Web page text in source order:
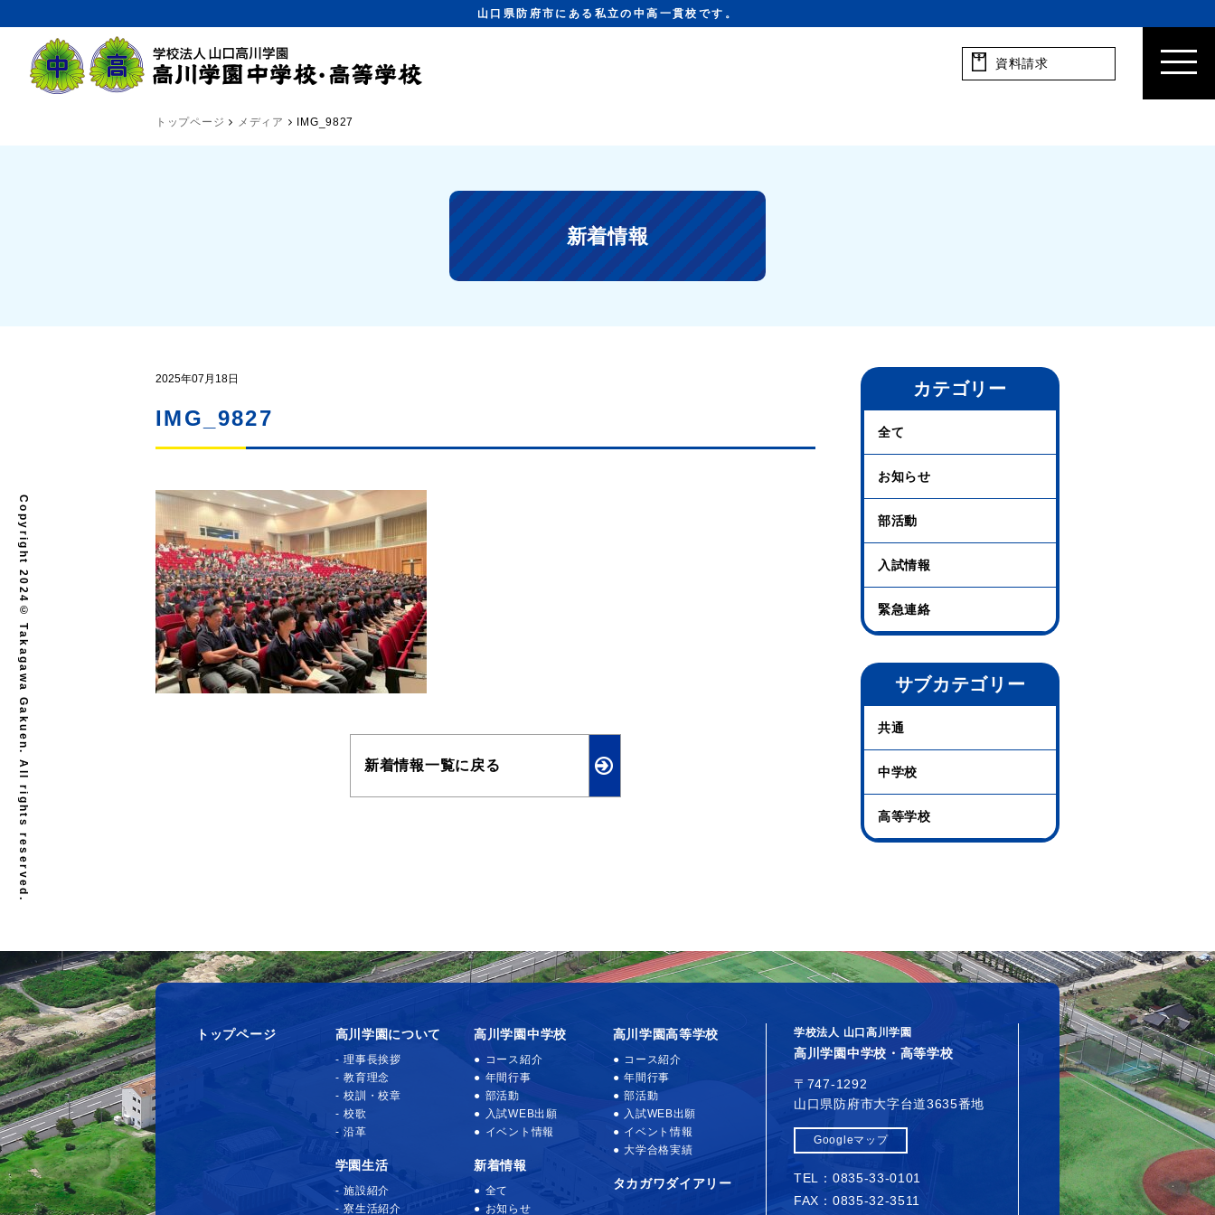
山口県防府市にある私立の中高一貫校です。
資料請求
トップページ メディア IMG_9827
新着情報
2025年07月18日
IMG_9827
新着情報一覧に戻る
カテゴリー
全て
お知らせ
部活動
入試情報
緊急連絡
サブカテゴリー
共通
中学校
高等学校
トップページ 高川学園について
理事長挨拶
教育理念
校訓・校章
校歌
沿革
学園生活
施設紹介
寮生活紹介
高川学園中学校
コース紹介
年間行事
部活動
入試WEB出願
イベント情報
新着情報
全て
お知らせ
高川学園高等学校
コース紹介
年間行事
部活動
入試WEB出願
イベント情報
大学合格実績
タカガワダイアリー
学校法人 山口高川学園
高川学園中学校・高等学校
〒747-1292
山口県防府市大字台道3635番地
Googleマップ
TEL：0835-33-0101
FAX：0835-32-3511
Copyright 2024© Takagawa Gakuen. All rights reserved.